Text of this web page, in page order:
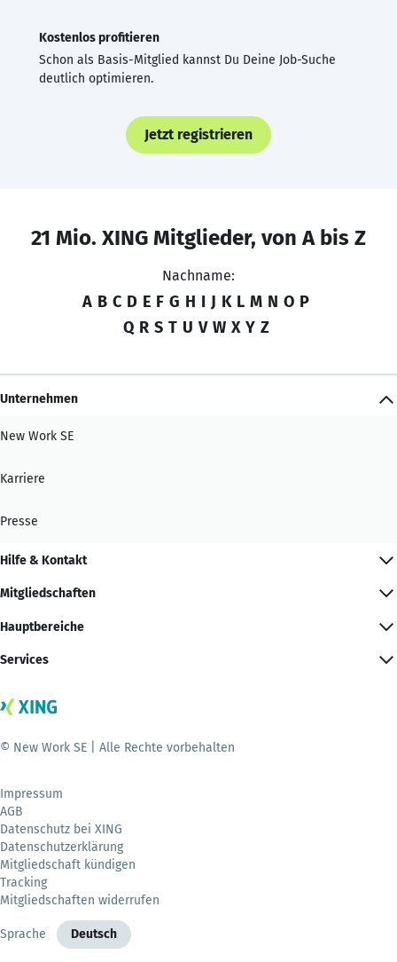
Kostenlos profitieren
Schon als Basis-Mitglied kannst Du Deine Job-Suche
deutlich optimieren.
Jetzt registrieren
21 Mio. XING Mitglieder, von A bis Z
Nachname:
A B C D E F G H I J K L M N O P
Q R S T U V W X Y Z
Unternehmen
New Work SE
Karriere
Presse
Hilfe & Kontakt
Mitgliedschaften
Hauptbereiche
Services
© New Work SE | Alle Rechte vorbehalten
Impressum
AGB
Datenschutz bei XING
Datenschutzerklärung
Mitgliedschaft kündigen
Tracking
Mitgliedschaften widerrufen
Sprache Deutsch